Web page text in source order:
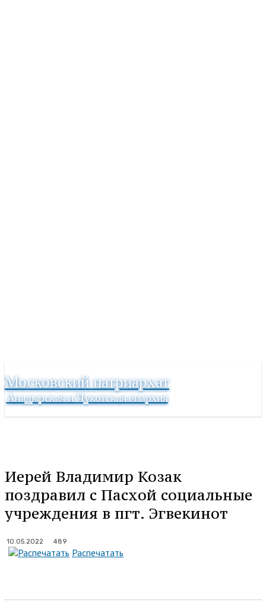
Московский патриархат
Анадырская и Чукотская епархия
Иерей Владимир Козак
поздравил с Пасхой социальные
учреждения в пгт. Эгвекинот
10.05.2022 489
Распечатать